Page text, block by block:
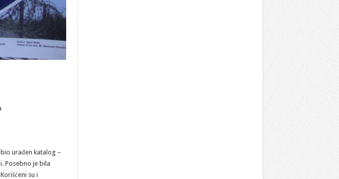
urađen katalog –
Posebno je bila
su i